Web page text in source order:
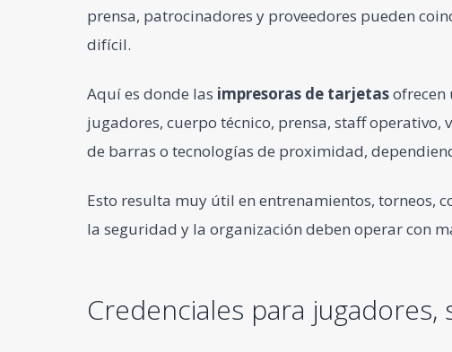
prensa, patrocinadores y proveedores pueden
difícil.
Aquí es donde las impresoras de tarjetasofrecen
jugadores, cuerpo técnico, prensa, staff operativo,
de barras o tecnologías de proximidad,
Esto resulta muy útil en entrenamientos, torneos,
la seguridad y la organización deben operar con
Credenciales para